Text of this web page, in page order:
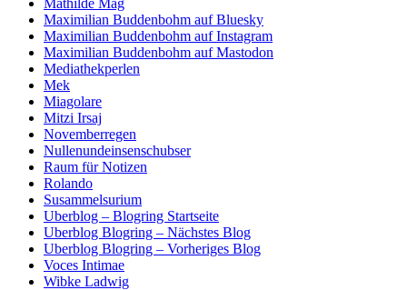
Maximilian Buddenbohm auf Bluesky
Maximilian Buddenbohm auf Instagram
Maximilian Buddenbohm auf Mastodon
Mediathekperlen
Mek
Miagolare
Mitzi Irsaj
Novemberregen
Nullenundeinsenschubser
Raum für Notizen
Rolando
Susammelsurium
Uberblog – Blogring Startseite
Uberblog Blogring – Nächstes Blog
Uberblog Blogring – Vorheriges Blog
Voces Intimae
Wibke Ladwig